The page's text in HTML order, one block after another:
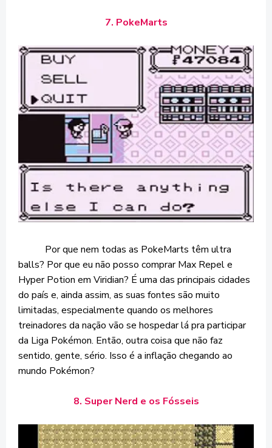
7. PokeMarts
Por que nem todas as PokeMarts têm ultra
balls? Por que eu não posso comprar Max Repel e
Hyper Potion em Viridian? É uma das principais cidades
do país e, ainda assim, as suas fontes são muito
limitadas, especialmente quando os melhores
treinadores da nação vão se hospedar lá pra participar
da Liga Pokémon. Então, outra coisa que não faz
sentido, gente, sério. Isso é a inflação chegando ao
mundo Pokémon?
8. Super Nerd e os Fósseis